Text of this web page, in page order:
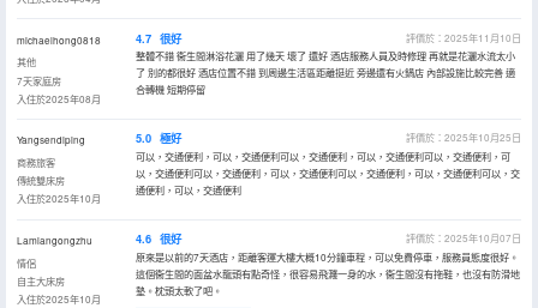
michaelhong0818
其他
7天家庭房
入住於2025年08月
4.7 很好
評價於：2025年11月10日
整體不錯 衞生間淋浴花灑 用了幾天 壞了 還好 酒店服務人員及時修理 再就是花灑水流太小
了 別的都很好 酒店位置不錯 到周邊生活區距離挺近 旁邊還有火鍋店 內部設施比較完善 適
合轉機 短期停留
Yangsendiping
商務旅客
傳統雙床房
入住於2025年10月
5.0 極好
評價於：2025年10月25日
可以，交通便利，可以，交通便利可以，交通便利，可以，交通便利可以，交通便利，可
以，交通便利可以，交通便利，可以，交通便利可以，交通便利，可以，交通便利可以，交
通便利，可以，交通便利
Lamiangongzhu
情侶
自主大床房
入住於2025年10月
4.6 很好
評價於：2025年10月07日
原來是以前的7天酒店，距離客運大樓大概10分鐘車程，可以免費停車，服務員態度很好。
這個衞生間的面盆水龍頭有點奇怪，很容易飛濺一身的水，衞生間沒有拖鞋，也沒有防滑地
墊。枕頭太軟了吧。